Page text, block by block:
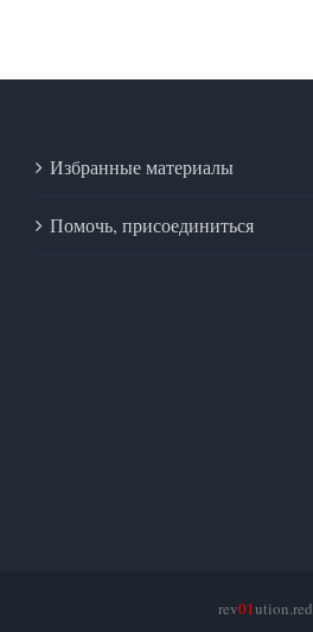
Избранные материалы
Помочь, присоединиться
rev01ution.red